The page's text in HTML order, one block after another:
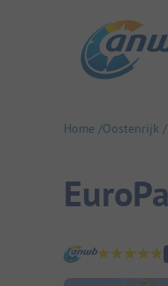
Home Oostenrijk